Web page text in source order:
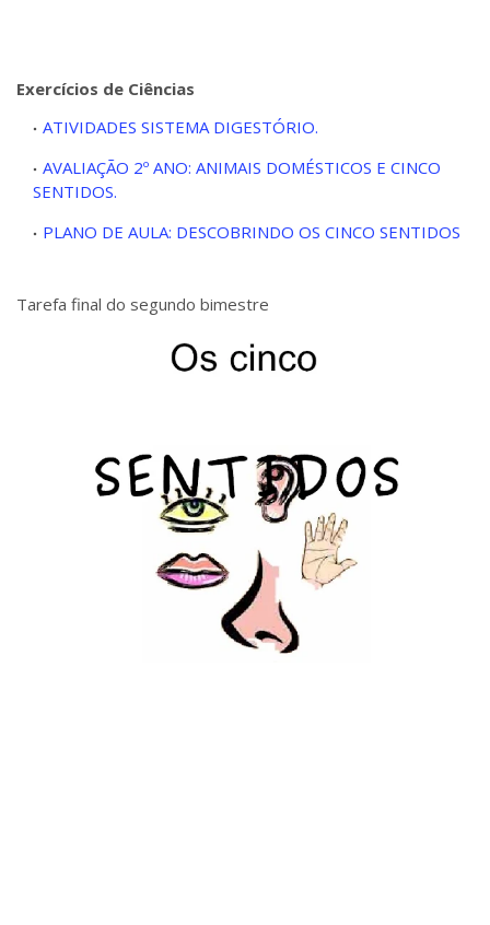
Exercícios de Ciências
ATIVIDADES SISTEMA DIGESTÓRIO.
AVALIAÇÃO 2º ANO: ANIMAIS DOMÉSTICOS E CINCO
SENTIDOS.
PLANO DE AULA: DESCOBRINDO OS CINCO SENTIDOS
Tarefa final do segundo bimestre